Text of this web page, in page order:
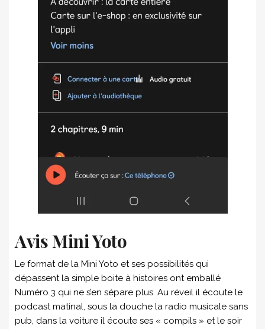
Avis Mini Yoto
Le format de la Mini Yoto et ses possibilités qui
dépassent la simple boite à histoires ont emballé
Numéro 3 qui ne s’en sépare plus. Au réveil il écoute le
podcast matinal, sous la douche la radio musicale sans
pub, dans la voiture il écoute ses « compils » et le soir